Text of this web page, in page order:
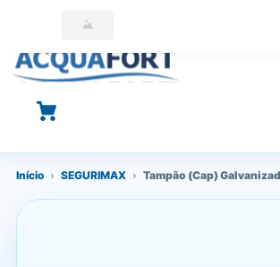
O que você está procurando?
Início › SEGURIMAX › Tampão (Cap)